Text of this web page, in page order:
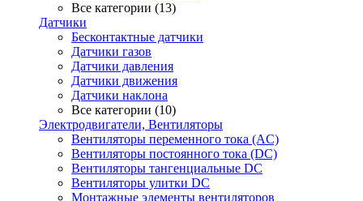
Все категории (13)
Датчики
Бесконтактные датчики
Датчики газов
Датчики давления
Датчики движения
Датчики наклона
Все категории (10)
Электродвигатели, Вентиляторы
Вентиляторы переменного тока (AC)
Вентиляторы постоянного тока (DC)
Вентиляторы тангенциальные DC
Вентиляторы улитки DC
Монтажные элементы вентиляторов